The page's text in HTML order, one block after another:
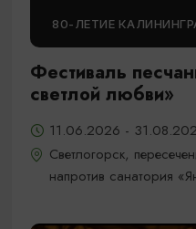
80-ЛЕТИЕ
Фестиваль
светлой любви»
11.06.2026 -
Светлогорск,
напротив санатория